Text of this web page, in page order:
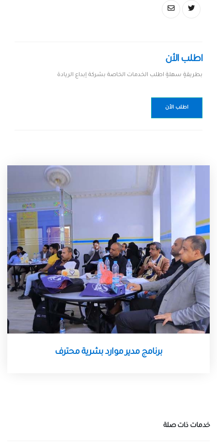
اطلب الأن
بطريقةٍ سهلةٍ اطلب الخدمات الخاصة بشركة إبداع الريادة
اطلب الأن
برنامج مدير موارد بشرية محترف
خدمات ذات صلة